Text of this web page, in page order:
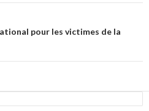
pour les victimes de la